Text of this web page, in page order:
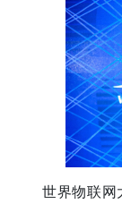
世界物联网